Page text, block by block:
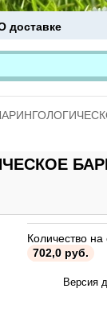
доставке
Количество на
702,0 руб.
Версия